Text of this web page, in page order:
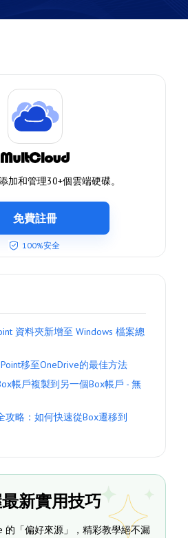
加和管理30+個雲端硬碟。
免費註冊
100%安全
資料夾新增至 Windows 檔案總
移至OneDrive的最佳方法
帳戶複製到另一個Box帳戶 - 無
攻略：如何快速從Box遷移到
新實用技巧
的「偏好來源」，精彩教學絕不漏